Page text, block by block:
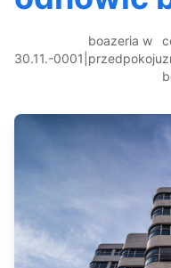
30.11.-0001
boazeria w
przedpokoju